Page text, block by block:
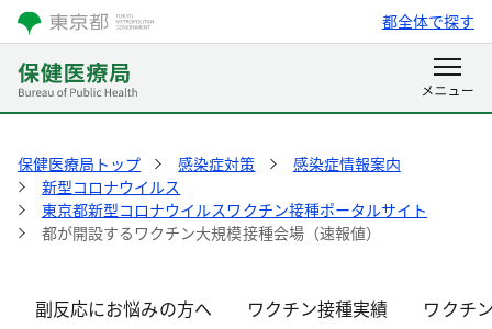
都全体で探す
保健医療局トップ 感染症対策
感染症情報案内
新型コロナウイルス
東京都新型コロナウイルスワクチン接種ポータルサイト
都が開設するワクチン大規模接種会場（速報値）
副反応にお悩みの方へ ワクチン接種実績 ワクチ